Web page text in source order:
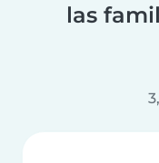
las